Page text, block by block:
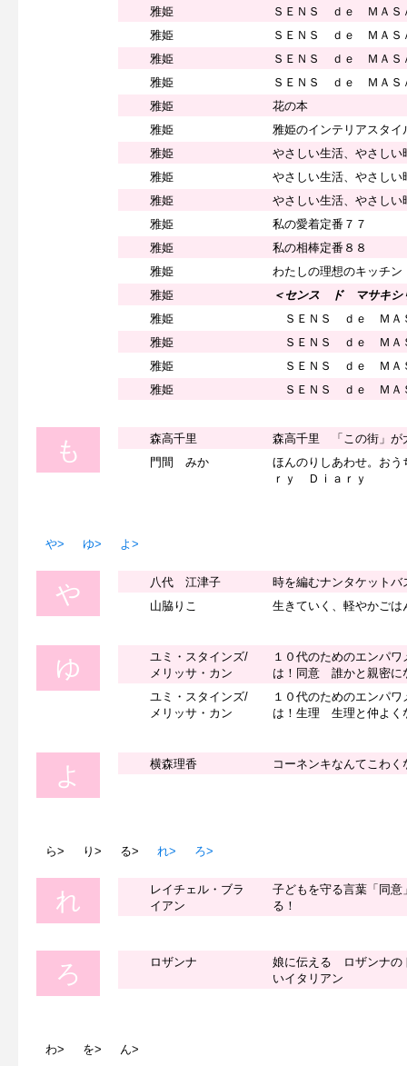
雅姫
ＳＥＮＳ ｄｅ ＭＡＳ
雅姫
ＳＥＮＳ ｄｅ ＭＡＳ
雅姫
ＳＥＮＳ ｄｅ ＭＡＳ
雅姫
ＳＥＮＳ ｄｅ ＭＡＳ
雅姫
花の本
雅姫
雅姫のインテリアスタ
雅姫
やさしい生活、やさし
雅姫
やさしい生活、やさし
雅姫
やさしい生活、やさし
雅姫
私の愛着定番７７
雅姫
私の相棒定番８８
雅姫
わたしの理想のキッチン
雅姫
＜センス ド マサキシ
雅姫
ＳＥＮＳ ｄｅ ＭＡ
雅姫
ＳＥＮＳ ｄｅ ＭＡ
雅姫
ＳＥＮＳ ｄｅ ＭＡ
雅姫
ＳＥＮＳ ｄｅ ＭＡ
も 森高千里
森高千里 「この街」が
門間 みか
ほんのりしあわせ。お
ｒｙ Ｄｉａｒｙ
や> ゆ> よ>
や 八代 江津子
時を編むナンタケットバ
山脇りこ
生きていく、軽やかご
ゆ
ユミ・スタインズ/
メリッサ・カン
１０代のためのエンパ
は！同意 誰かと親密に
ユミ・スタインズ/
メリッサ・カン
１０代のためのエンパ
は！生理 生理と仲よく
よ 横森理香 コーネンキなんてこわく
ら> り> る> れ> ろ>
れ
レイチェル・ブラ
イアン
子どもを守る言葉「同
る！
ろ ロザンナ
娘に伝える ロザンナの
いイタリアン
わ> を> ん>